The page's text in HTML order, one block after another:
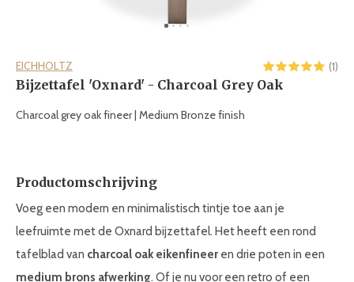
EICHHOLTZ (1)
Bijzettafel 'Oxnard' - Charcoal Grey Oak
Charcoal grey oak fineer | Medium Bronze finish
Productomschrijving
Voeg een modern en minimalistisch tintje toe aan je
leefruimte met de Oxnard bijzettafel. Het heeft een rond
tafelblad van charcoal oak eikenfineer en drie poten in een
medium brons afwerking. Of je nu voor een retro of een